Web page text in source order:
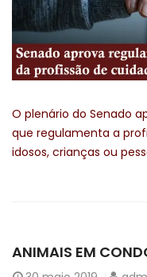
O plenário do Senado
que regulamenta a
idosos, crianças ou
ANIMAIS EM